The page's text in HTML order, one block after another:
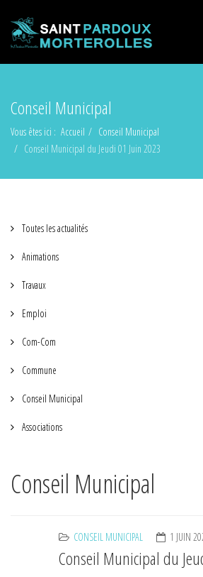
Conseil Municipal
Vous êtes ici : Accueil
Conseil Municipal
Conseil Municipal du Jeudi 01 Juin 2023
Toutes les actualités
Animations
Travaux
Emploi
Com-Com
Commune
Conseil Municipal
Associations
Conseil Municipal
CONSEIL MUNICIPAL 1 JUIN
Conseil Municipal du